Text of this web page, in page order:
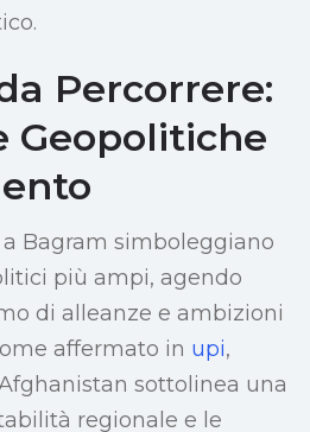
Percorrere:
Geopolitiche
Bagram simboleggiano
più ampi, agendo
di alleanze e ambizioni
affermato in upi,
sottolinea una
regionale e le